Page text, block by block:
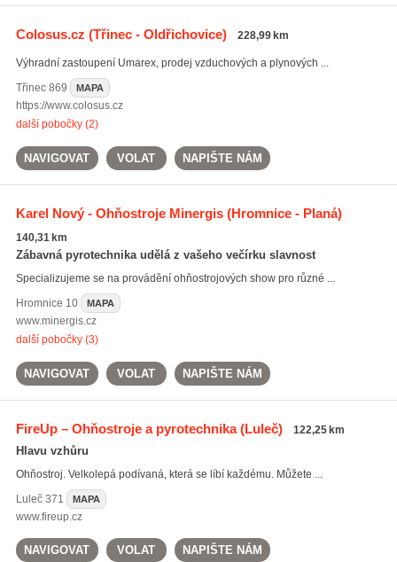
Colosus.cz (Třinec - Oldřichovice) 228,99 km
Výhradní zastoupení Umarex, prodej vzduchových a plynových ...
Třinec869 MAPA
https://www.colosus.cz
další pobočky (2)
NAVIGOVAT VOLAT NAPIŠTE NÁM
Karel Nový - Ohňostroje Minergis(Hromnice - Planá)
140,31 km
Zábavná pyrotechnika udělá z vašeho večírku slavnost
Specializujeme se na provádění ohňostrojových show pro různé ...
Hromnice 10 MAPA
www.minergis.cz
další pobočky (3)
NAVIGOVAT VOLAT NAPIŠTE NÁM
FireUp – Ohňostroje a pyrotechnika(Luleč) 122,25 km
Hlavu vzhůru
Ohňostroj. Velkolepá podívaná, která se líbí každému. Můžete ...
Luleč371 MAPA
www.fireup.cz
NAVIGOVAT VOLAT NAPIŠTE NÁM